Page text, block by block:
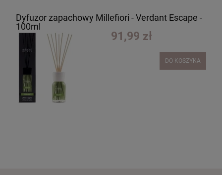
Dyfuzor zapachowy Millefiori - Verdant Escape -
100ml
91,99 zł
DO KOSZYKA